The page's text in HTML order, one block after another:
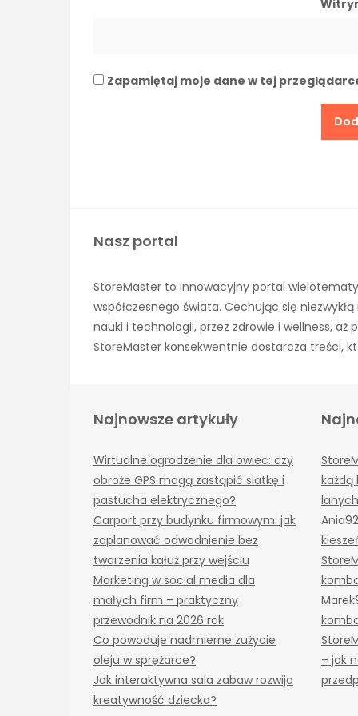
Zapamiętaj moje dane w tej
Nasz portal
StoreMaster to innowacyjny portal
współczesnego świata. Cechując się
nauki i technologii, przez zdrowie i wellness,
StoreMaster konsekwentnie dostarcza treści,
Najnowsze artykuły
Wirtualne ogrodzenie dla owiec: czy
obroże GPS mogą zastąpić siatkę i
pastucha elektrycznego?
Carport przy budynku firmowym: jak
zaplanować odwodnienie bez
tworzenia kałuż przy wejściu
Marketing w social media dla
małych firm – praktyczny
przewodnik na 2026 rok
Co powoduje nadmierne zużycie
oleju w sprężarce?
Jak interaktywna sala zabaw rozwija
kreatywność dziecka?
każdą
lanych
Ania92
– jak